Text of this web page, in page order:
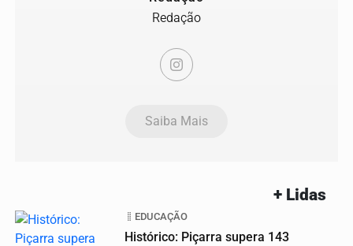
Redação
Saiba Mais
+ Lidas
EDUCAÇÃO
Histórico: Piçarra supera 143